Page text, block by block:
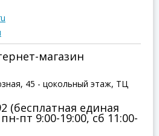
магазин
45 - цокольный этаж, ТЦ
(бесплатная единая
пт 9:00-19:00, сб 11:00-